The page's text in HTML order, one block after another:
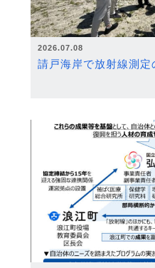
2026.07.08
請戸海岸で放射線測定